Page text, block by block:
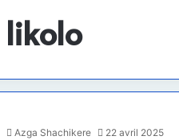
likolo
Azga Shachikere 22 avril 2025